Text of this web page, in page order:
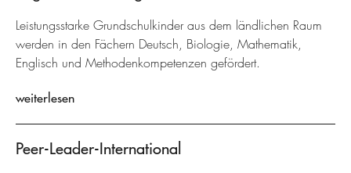
Leistungsstarke Grundschulkinder aus dem ländlichen Raum
werden in den Fächern Deutsch, Biologie, Mathematik,
Englisch und Methodenkompetenzen gefördert.
weiterlesen
Peer-Leader-International